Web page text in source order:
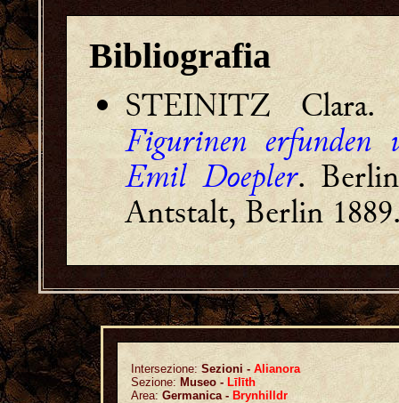
Bibliografia
STEINITZ
Figurinen erfunden
Emil Doepler.
Antstalt, Berlin
Intersezione: Sezioni -Alianora
Sezione: Museo - Līlīth
Area:Germanica -Brynhilldr